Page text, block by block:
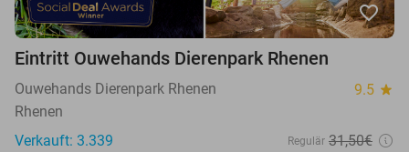
favorite_border
Eintritt Ouwehands Dierenpark Rhenen
Ouwehands Dierenpark Rhenen 9.5 star
Rhenen
Verkauft: 3.339
Regulär 31,50€